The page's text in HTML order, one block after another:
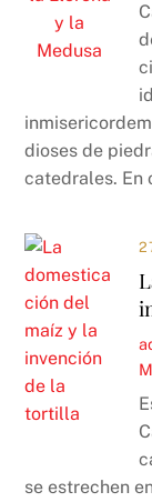
dioses de
catedrales. En
se estrechen